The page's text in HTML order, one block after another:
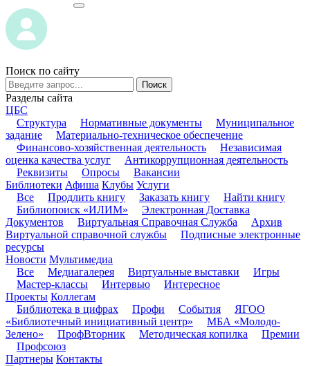
Поиск по сайту
Поиск
Разделы сайта
ЦБС
Структура
Нормативные документы
Муниципальное
задание
Материально-техническое обеспечение
Финансово-хозяйственная деятельность
Независимая
оценка качества услуг
Антикоррупционная деятельность
Реквизиты
Опросы
Вакансии
Библиотеки Афиша Клубы Услуги
Все
Продлить книгу Заказать книгу
Найти книгу
Библиопоиск «ИЛИМ»
Электронная Доставка
Документов
Виртуальная Справочная Служба
Архив
Виртуальной справочной службы
Подписные электронные
ресурсы
Новости Мультимедиа
Все
Медиагалерея Виртуальные выставки
Игры
Мастер-классы
Интервью
Интересное
Проекты Коллегам
Библиотека в цифрах
Профи События
ЯГОО
«Библиотечный инициативный центр»
МБА «Молодо-
Зелено»
ПрофВторник Методическая копилка
Премии
Профсоюз
Партнеры Контакты